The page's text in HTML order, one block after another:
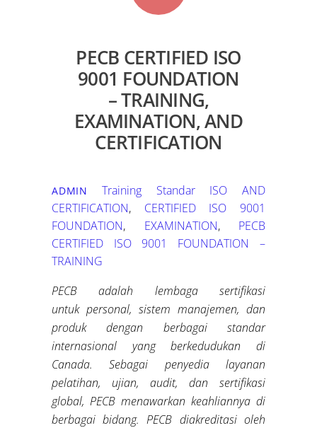
PECB CERTIFIED ISO
9001 FOUNDATION
– TRAINING,
EXAMINATION, AND
CERTIFICATION
ADMIN Training Standar ISO
AND
CERTIFICATION, CERTIFIED ISO 9001
FOUNDATION, EXAMINATION, PECB
CERTIFIED ISO 9001 FOUNDATION –
TRAINING
PECB adalah lembaga sertifikasi
untuk personal, sistem manajemen, dan
produk dengan berbagai standar
internasional yang berkedudukan di
Canada. Sebagai penyedia layanan
pelatihan, ujian, audit, dan sertifikasi
global, PECB menawarkan keahliannya di
berbagai bidang. PECB diakreditasi oleh